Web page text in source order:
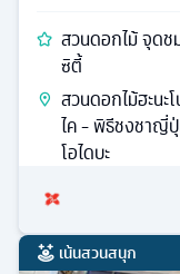
สวนดอกไม้ จุดช
ซิตี้
สวนดอกไม้ฮะนะ
ไค - พิธีชงชาญี่ปุ่
โอไดบะ
เน้นสวนสนุก